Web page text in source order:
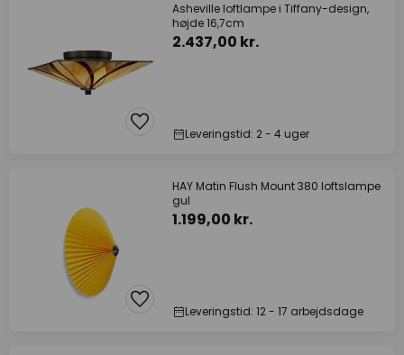
Asheville loftlampe i Tiffany-design,
højde 16,7cm
2.437,00 kr.
Leveringstid: 2 - 4 uger
HAY Matin Flush Mount 380 loftslampe
gul
1.199,00 kr.
Leveringstid: 12 - 17 arbejdsdage